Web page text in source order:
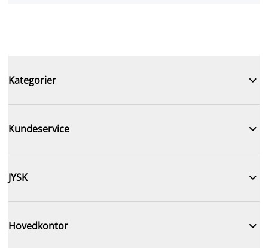
Kategorier 
Kundeservice 
JYSK 
Hovedkontor 